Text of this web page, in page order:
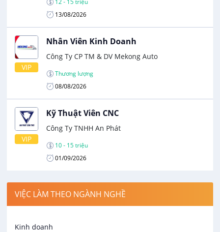
12 - 15 triệu
13/08/2026
VIP
Nhân Viên Kinh Doanh
Công Ty CP TM & DV Mekong Auto
Thương lượng
08/08/2026
VIP
Kỹ Thuật Viên CNC
Công Ty TNHH An Phát
10 - 15 triệu
01/09/2026
VIỆC LÀM THEO NGÀNH NGHỀ
Kinh doanh